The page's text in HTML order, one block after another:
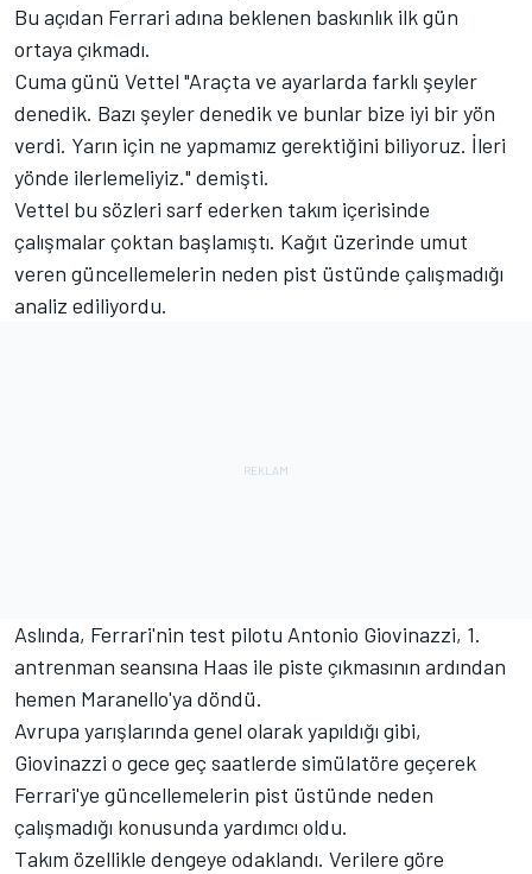
Bu açıdan Ferrari adına beklenen baskınlık ilk gün
ortaya çıkmadı.
Cuma günü Vettel "Araçta ve ayarlarda farklı şeyler
denedik. Bazı şeyler denedik ve bunlar bize iyi bir yön
verdi. Yarın için ne yapmamız gerektiğini biliyoruz. İleri
yönde ilerlemeliyiz." demişti.
Vettel bu sözleri sarf ederken takım içerisinde
çalışmalar çoktan başlamıştı. Kağıt üzerinde umut
veren güncellemelerin neden pist üstünde çalışmadığı
analiz ediliyordu.
Aslında, Ferrari'nin test pilotu Antonio Giovinazzi, 1.
antrenman seansına Haas ile piste çıkmasının ardından
hemen Maranello'ya döndü.
Avrupa yarışlarında genel olarak yapıldığı gibi,
Giovinazzi o gece geç saatlerde simülatöre geçerek
Ferrari'ye güncellemelerin pist üstünde neden
çalışmadığı konusunda yardımcı oldu.
Takım özellikle dengeye odaklandı. Verilere göre